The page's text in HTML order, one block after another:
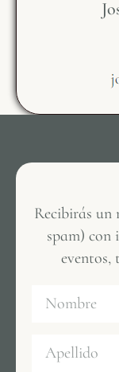
Recibirás un
spam) con
eventos,